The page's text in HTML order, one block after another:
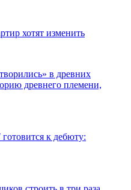
хотят изменить
в древних
древнего племени,
к дебюту: